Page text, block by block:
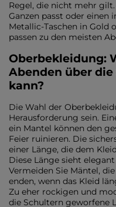
Regel, die nicht mehr
Ganzen passt oder einen
Metallic-Taschen in Gold
passen zu den meisten
Oberbekleidung:
Abenden über
kann?
Die Wahl der
Herausforderung sein.
ein Mantel können den
Feier ruinieren. Die
einer Länge, die dem
Diese Länge sieht
Vermeiden Sie Mäntel,
enden, wenn das Kleid
Zu eher rockigen und
die Schultern geworfene